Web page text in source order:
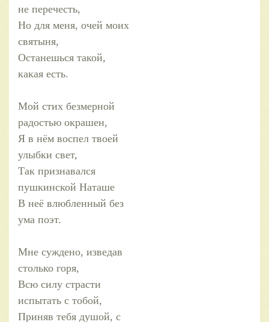
не перечесть,
Но для меня, очей моих
святыня,
Останешься такой,
какая есть.
Мой стих безмерной
радостью окрашен,
Я в нём воспел твоей
улыбки свет,
Так признавался
пушкинской Наташе
В неё влюбленный без
ума поэт.
Мне суждено, изведав
столько горя,
Всю силу страсти
испытать с тобой,
Приняв тебя душой, с